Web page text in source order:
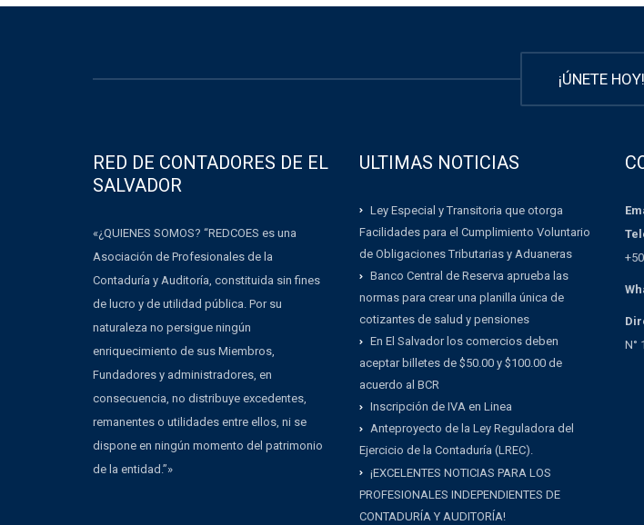
¡ÚNETE HOY!
RED DE CONTADORES DE EL
SALVADOR
«¿QUIENES SOMOS? “REDCOES es una
Asociación de Profesionales de la
Contaduría y Auditoría, constituida sin fines
de lucro y de utilidad pública. Por su
naturaleza no persigue ningún
enriquecimiento de sus Miembros,
Fundadores y administradores, en
consecuencia, no distribuye excedentes,
remanentes o utilidades entre ellos, ni se
dispone en ningún momento del patrimonio
de la entidad.”»
ULTIMAS NOTICIAS
Ley Especial y Transitoria que otorga
Facilidades para el Cumplimiento Voluntario
de Obligaciones Tributarias y Aduaneras
Banco Central de Reserva aprueba las
normas para crear una planilla única de
cotizantes de salud y pensiones
En El Salvador los comercios deben
aceptar billetes de $50.00 y $100.00 de
acuerdo al BCR
Inscripción de IVA en Linea
Anteproyecto de la Ley Reguladora del
Ejercicio de la Contaduría (LREC).
¡EXCELENTES NOTICIAS PARA LOS
PROFESIONALES INDEPENDIENTES DE
CONTADURÍA Y AUDITORÍA!
N°